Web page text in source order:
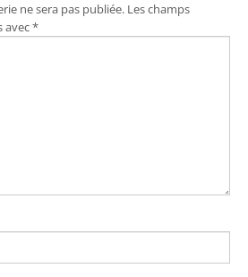
ne sera pas publiée. Les champs
avec*